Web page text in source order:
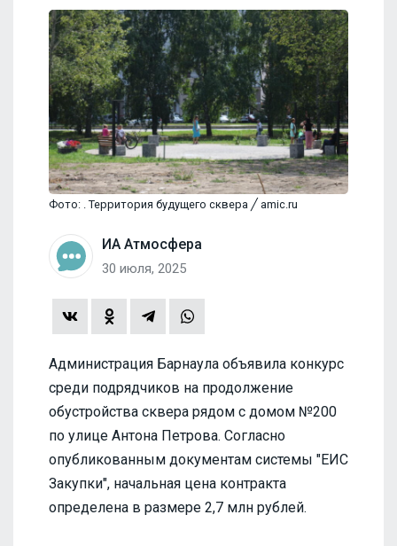
Фото: . Территория будущего сквера ╱ amic.ru
ИА Атмосфера
30 июля, 2025
Администрация Барнаула объявила конкурс
среди подрядчиков на продолжение
обустройства сквера рядом с домом №200
по улице Антона Петрова. Согласно
опубликованным документам системы "ЕИС
Закупки", начальная цена контракта
определена в размере 2,7 млн рублей.